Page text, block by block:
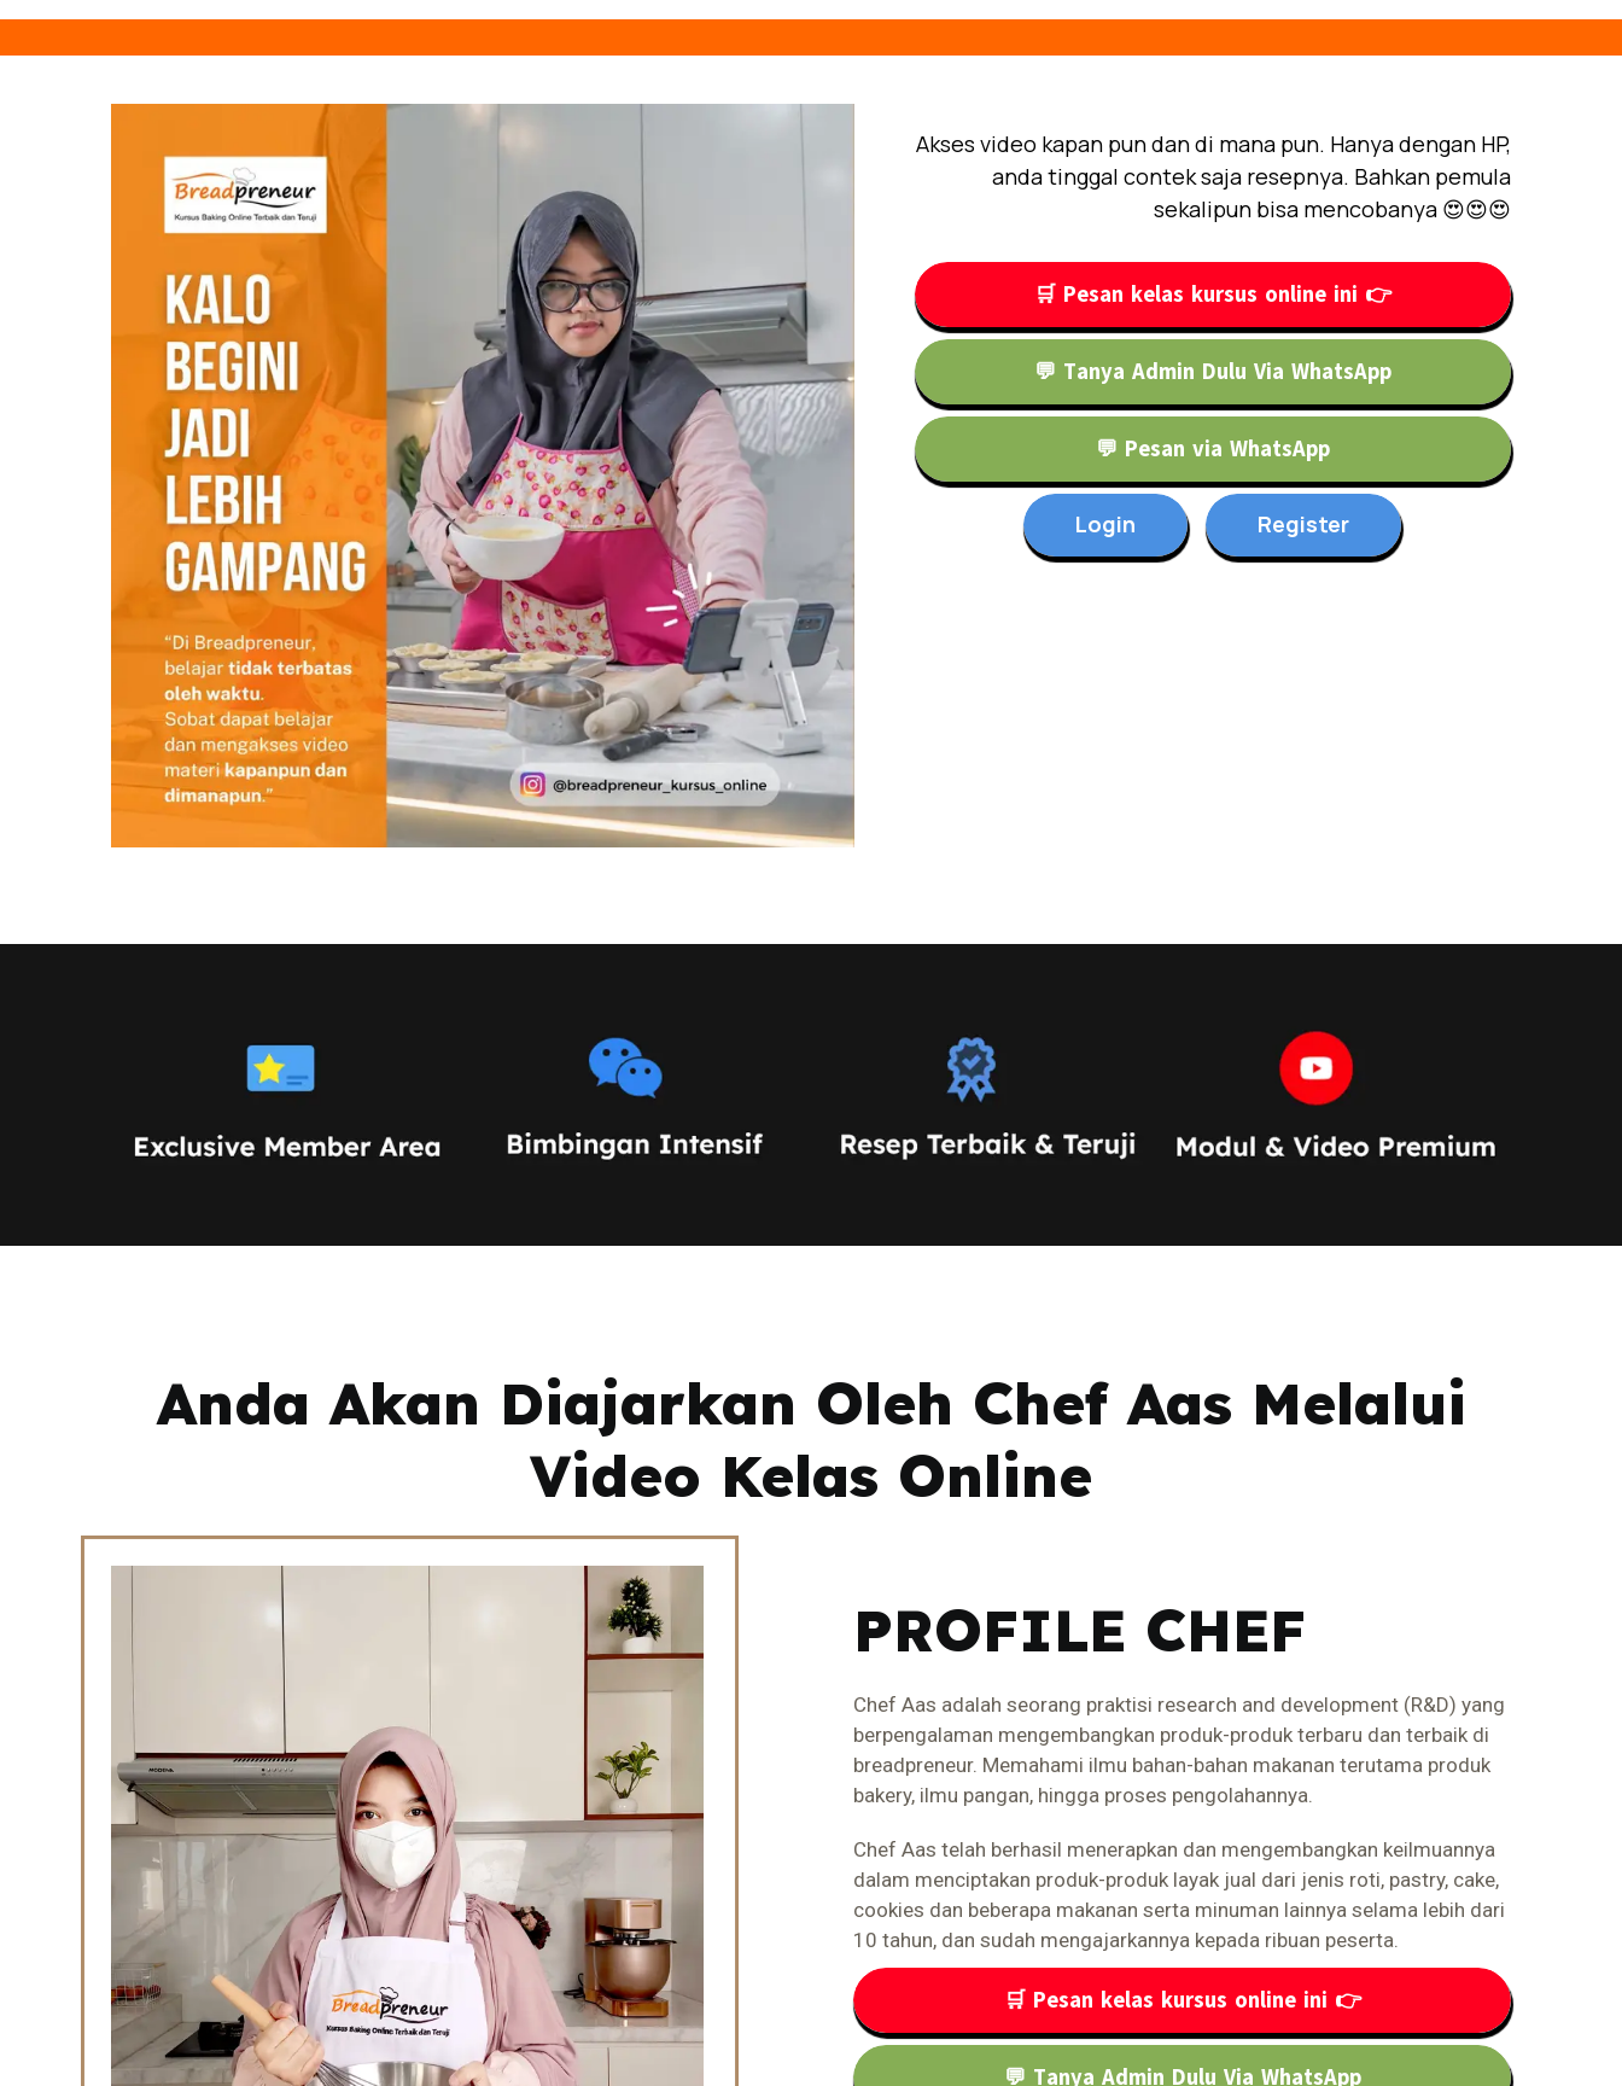
Akses video kapan pun dan di mana pun. Hanya dengan HP,
anda tinggal contek saja resepnya. Bahkan pemula
sekalipun bisa mencobanya 😍😍😍
🛒 Pesan kelas kursus online ini 👉
💬 Tanya Admin Dulu Via WhatsApp
💬 Pesan via WhatsApp
Login Register
Anda Akan Diajarkan Oleh Chef Aas Melalui
Video Kelas Online
PROFILE CHEF
Chef Aas adalah seorang praktisi research and development (R&D) yang
berpengalaman mengembangkan produk-produk terbaru dan terbaik di
breadpreneur. Memahami ilmu bahan-bahan makanan terutama produk
bakery, ilmu pangan, hingga proses pengolahannya.
Chef Aas telah berhasil menerapkan dan mengembangkan keilmuannya
dalam menciptakan produk-produk layak jual dari jenis roti, pastry, cake,
cookies dan beberapa makanan serta minuman lainnya selama lebih dari
10 tahun, dan sudah mengajarkannya kepada ribuan peserta.
🛒 Pesan kelas kursus online ini 👉
💬 Tanya Admin Dulu Via WhatsApp